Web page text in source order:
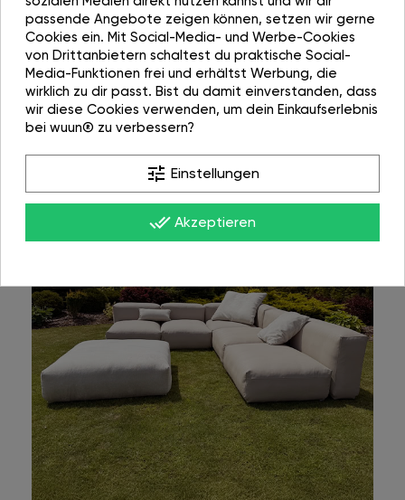
passende Angebote zeigen können, setzen wir gerne
Cookies ein. Mit Social-Media- und Werbe-Cookies
von Drittanbietern schaltest du praktische Social-
Media-Funktionen frei und erhältst Werbung, die
wirklich zu dir passt. Bist du damit einverstanden, dass
wir diese Cookies verwenden, um dein Einkaufserlebnis
bei wuun® zu verbessern?
tune Einstellungen
done_all Akzeptieren